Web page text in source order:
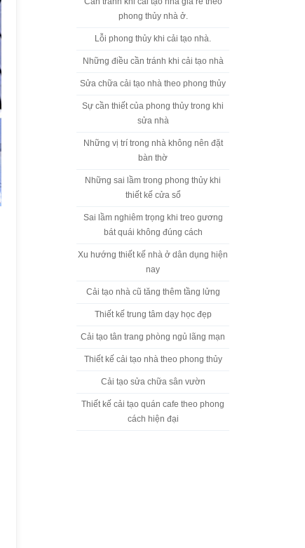
phong thủy nhà ở.
Lỗi phong thủy khi cải tạo nhà.
Những điều cần tránh khi cải tạo nhà
Sửa chữa cải tạo nhà theo phong thủy
Sự cần thiết của phong thủy trong khi
sửa nhà
Những vị trí trong nhà không nên đặt
bàn thờ
Những sai lầm trong phong thủy khi
thiết kế cửa sổ
Sai lầm nghiêm trọng khi treo gương
bát quái không đúng cách
Xu hướng thiết kế nhà ở dân dụng hiện
nay
Cải tạo nhà cũ tăng thêm tầng lửng
Thiết kế trung tâm dạy học đẹp
Cải tạo tân trang phòng ngủ lãng mạn
Thiết kế cải tạo nhà theo phong thủy
Cải tạo sửa chữa sân vườn
Thiết kế cải tạo quán cafe theo phong
cách hiện đại